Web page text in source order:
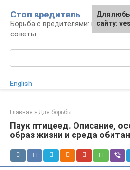
контенту
Стоп вредитель
Борьба с вредителями: правила,
советы
English
Главная » Для борьбы
Паук птицеед. Описание,
образ жизни и среда
Для
сайту: